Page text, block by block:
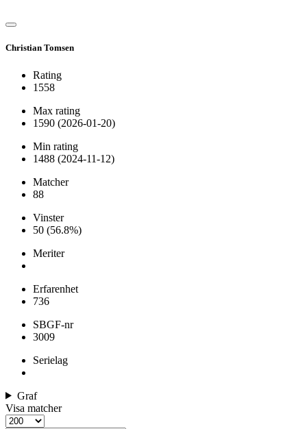
Christian Tomsen
Rating
1558
Max rating
1590 (2026-01-20)
Min rating
1488 (2024-11-12)
Matcher
88
Vinster
50 (56.8%)
Meriter
Erfarenhet
736
SBGF-nr
3009
Serielag
Graf
Visa matcher